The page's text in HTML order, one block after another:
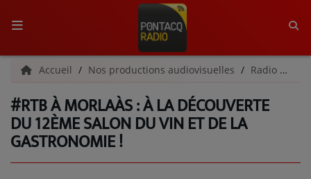
ACCUEIL
RADIO
QUI SOMMES-NOUS ?
L'ÉQUIPE
Accueil Nos productions audiovisuelles Radio Tour du Béarn
#RTB À MORLAÀS : À LA DÉCOUVERTE
DU 12ÈME SALON DU VIN ET DE LA
GASTRONOMIE !